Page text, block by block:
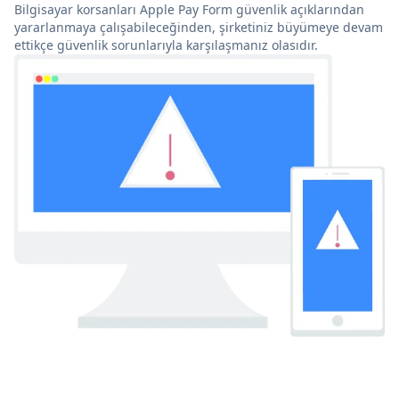
Bilgisayar korsanları Apple Pay Form güvenlik açıklarından
yararlanmaya çalışabileceğinden, şirketiniz büyümeye devam
ettikçe güvenlik sorunlarıyla karşılaşmanız olasıdır.